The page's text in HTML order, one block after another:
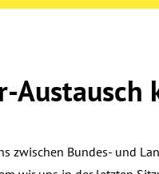
zwischen Bundes- und